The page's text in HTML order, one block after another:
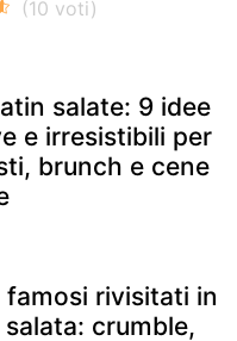
salate: 9 idee
e irresistibili per
brunch e cene
famosi rivisitati in
crumble,